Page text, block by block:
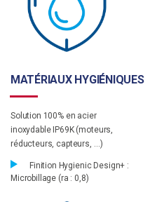
MATÉRIAUX HYGIÉNIQUES
Solution 100% en acier
inoxydable IP69K (moteurs,
réducteurs, capteurs, …)
Finition Hygienic Design+ :
Microbillage (ra : 0,8)